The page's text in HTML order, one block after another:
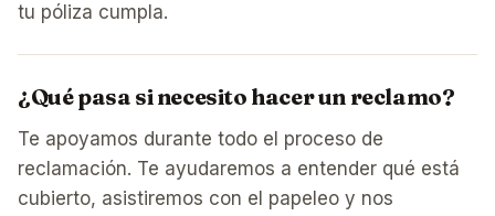
tu póliza cumpla.
¿Qué pasa si necesito hacer un reclamo?
Te apoyamos durante todo el proceso de
reclamación. Te ayudaremos a entender qué está
cubierto, asistiremos con el papeleo y nos